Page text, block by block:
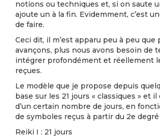
notions ou techniques et, si on saute
ajoute un à la fin. Evidemment, c’est
de faire.
Ceci dit, il m’est apparu peu à peu que
avançons, plus nous avons besoin de
intégrer profondément et réellement
reçues.
Le modèle que je propose depuis
base sur les 21 jours « classiques » et
d’un certain nombre de jours, en
de symboles reçus à partir du 2e degré
Reiki I : 21 jours